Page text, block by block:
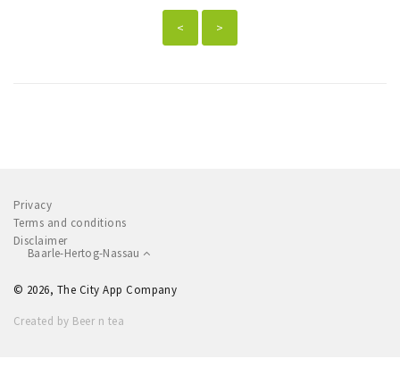
< >
Privacy
Terms and conditions
Disclaimer
Baarle-Hertog-Nassau
© 2026, The City App Company
Created by Beer n tea